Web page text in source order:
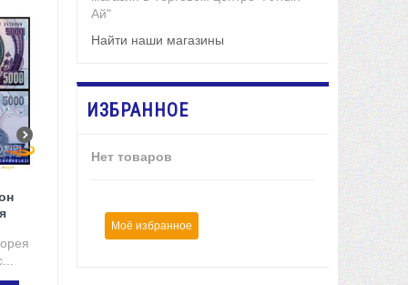
Ай"
Найти наши магазины
ИЗБРАННОЕ
Нет товаров
Моё избранное